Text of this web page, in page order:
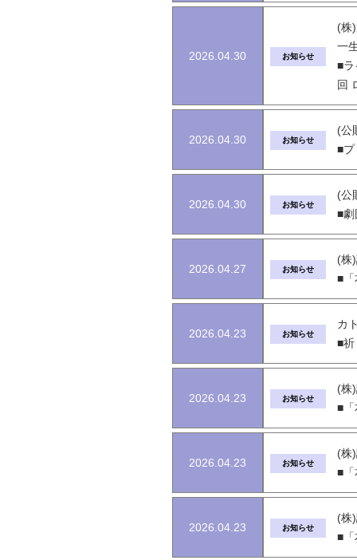
2026.04.30 お知らせ
(株
一
■ラ
回
2026.04.30 お知らせ
(公
■プ
2026.04.30 お知らせ
(公
■劇
2026.04.27 お知らせ
(株
■「
2026.04.23 お知らせ
カ
■
2026.04.23 お知らせ
(株
■「
2026.04.23 お知らせ
(株
■「
2026.04.23 お知らせ
(株
■「